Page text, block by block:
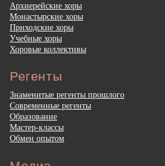
Архиерейские хоры
Монастырские хоры
Приходские хоры
Учебные хоры
Хоровые коллективы
Регенты
Знаменитые регенты прошлого
Современные регенты
Образование
Мастер-классы
Обмен опытом